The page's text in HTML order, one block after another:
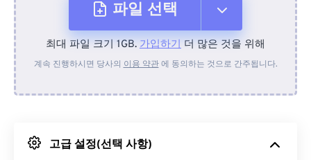
파일 선택
장치에서
Google 드라이브에서
최대 파일 크기 1GB. 가입하기 더 많은 것을 위해
계속 진행하시면 당사의 이용 약관에 동의하는 것으로 간주됩니다.
고급 설정(선택 사항)